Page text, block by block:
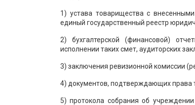
1) устава товарищества с
единый государственный реестр
2) бухгалтерской (финансовой)
исполнении таких смет, аудиторских
3) заключения ревизионной комиссии
4) документов, подтверждающих права
5) протокола собрания об